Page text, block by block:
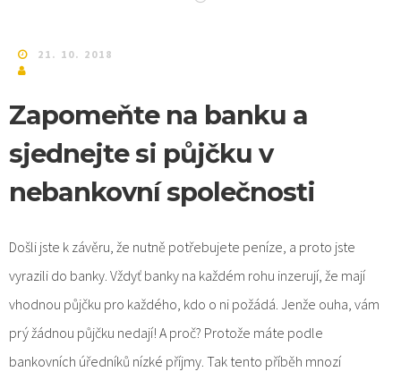
21. 10. 2018
Zapomeňte na banku a
sjednejte si půjčku v
nebankovní společnosti
Došli jste k závěru, že nutně potřebujete peníze, a proto jste
vyrazili do banky. Vždyť banky na každém rohu inzerují, že mají
vhodnou půjčku pro každého, kdo o ni požádá. Jenže ouha, vám
prý žádnou půjčku nedají! A proč? Protože máte podle
bankovních úředníků nízké příjmy. Tak tento příběh mnozí